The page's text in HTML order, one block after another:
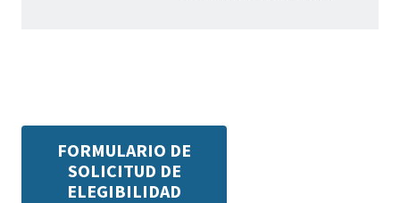
FORMULARIO DE
SOLICITUD DE
ELEGIBILIDAD